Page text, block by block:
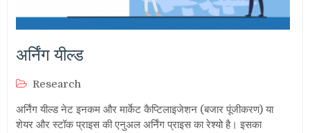
अर्निंग यील्ड
Research
अर्निंग यील्ड नेट इनकम और मार्केट कैप्टिलाइजेशन (बजार पूंजीकरण) या
शेयर और स्टॉक प्राइस की एनुअल अर्निंग प्राइस का रेश्यो है। इसका